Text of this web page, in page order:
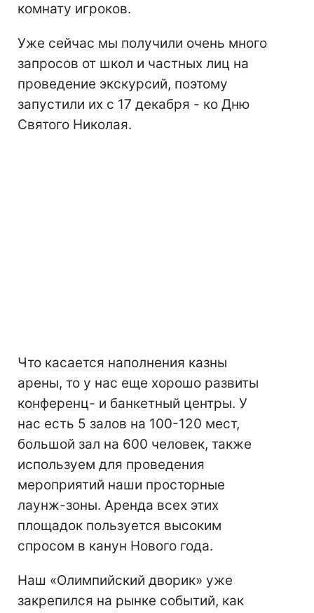
комнату игроков.
Уже сейчас мы получили очень много
запросов от школ и частных лиц на
проведение экскурсий, поэтому
запустили их с 17 декабря - ко Дню
Святого Николая.
Что касается наполнения казны
арены, то у нас еще хорошо развиты
конференц- и банкетный центры. У
нас есть 5 залов на 100-120 мест,
большой зал на 600 человек, также
используем для проведения
мероприятий наши просторные
лаунж-зоны. Аренда всех этих
площадок пользуется высоким
спросом в канун Нового года.
Наш «Олимпийский дворик» уже
закрепился на рынке событий, как